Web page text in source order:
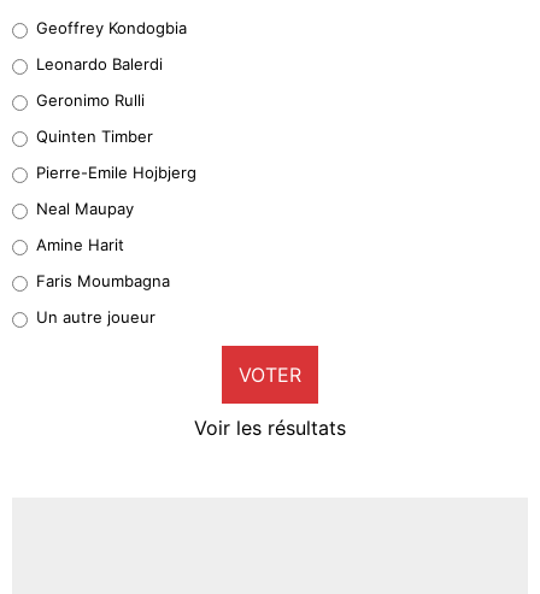
38%
32%
5%
1%
9%
Geoffrey Kondogbia
Leonardo Balerdi
Geronimo Rulli
Quinten Timber
Pierre-Emile Hojbjerg
Neal Maupay
Amine Harit
Faris Moumbagna
Un autre joueur
VOTER
Voir les résultats